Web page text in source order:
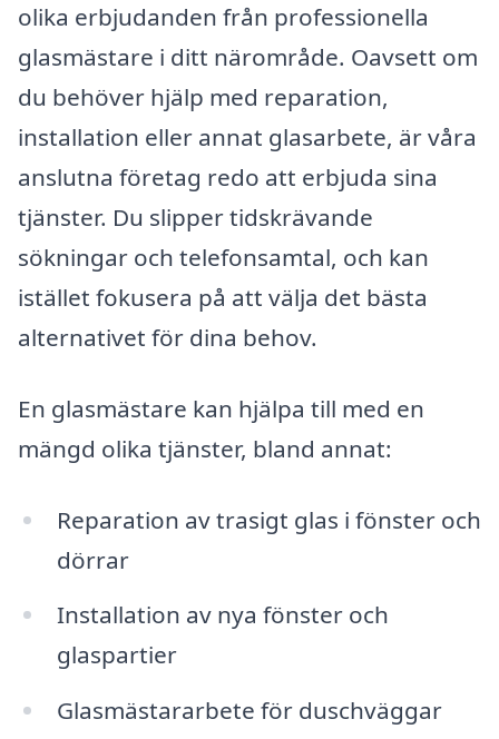
olika erbjudanden från professionella
glasmästare i ditt närområde. Oavsett om
du behöver hjälp med reparation,
installation eller annat glasarbete, är våra
anslutna företag redo att erbjuda sina
tjänster. Du slipper tidskrävande
sökningar och telefonsamtal, och kan
istället fokusera på att välja det bästa
alternativet för dina behov.
En glasmästare kan hjälpa till med en
mängd olika tjänster, bland annat:
Reparation av trasigt glas i fönster och
dörrar
Installation av nya fönster och
glaspartier
Glasmästararbete för duschväggar